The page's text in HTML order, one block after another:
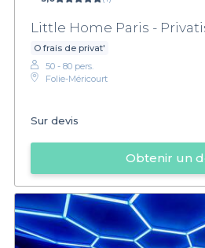
Little Home Paris -
O frais de privat'
50 - 80 pers.
Folie-Méricourt
Sur devis
Obtenir un